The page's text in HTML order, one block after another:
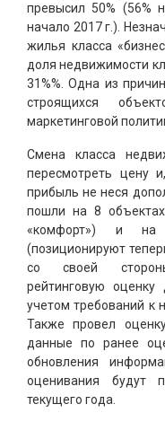
превысил 50% (56%
начало 2017 г.).
жилья класса
доля недвижимости
31%%. Одна из
строящихся
маркетинговой
Смена класса
пересмотреть цену
прибыль не неся
пошли на 8
«комфорт») и на
(позиционируют
со своей
рейтинговую
учетом требований к
Также провел
данные по ранее
обновления
оценивания будут
текущего года.